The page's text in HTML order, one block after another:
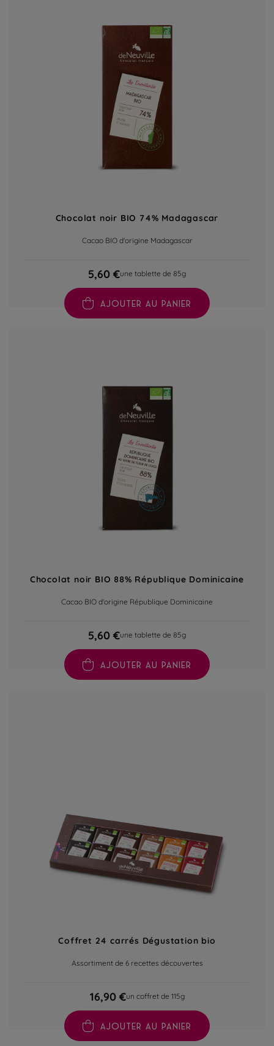
Chocolat noir BIO 74% Madagascar
Cacao BIO d'origine Madagascar
5,60 €une tablette de 85g
AJOUTER AU PANIER
Chocolat noir BIO 88% République Dominicaine
Cacao BIO d'origine République Dominicaine
5,60 €une tablette de 85g
AJOUTER AU PANIER
Coffret 24 carrés Dégustation bio
Assortiment de 6 recettes découvertes
16,90 €un coffret de 115g
AJOUTER AU PANIER